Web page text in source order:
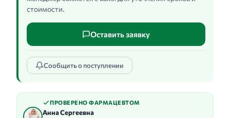
стоимости.
Оставить заявку
Сообщить о поступлении
ПРОВЕРЕНО ФАРМАЦЕВТОМ
Анна Сергеевна